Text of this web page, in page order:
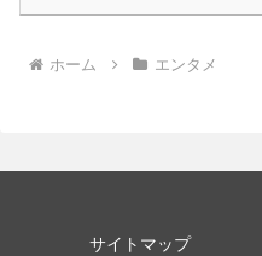
ホーム エンタメ
サイトマップ